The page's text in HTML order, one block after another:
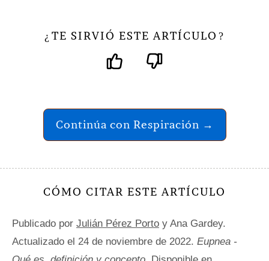
¿ TE SIRVIÓ ESTE ARTÍCULO ?
Continúa con Respiración →
CÓMO CITAR ESTE ARTÍCULO
Publicado por Julián Pérez Porto y Ana Gardey.
Actualizado el 24 de noviembre de 2022. Eupnea -